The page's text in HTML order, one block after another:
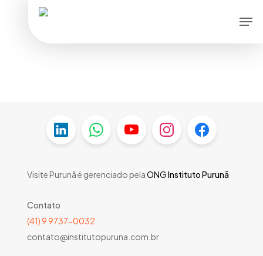
Visite Purunã é gerenciado pelaONGInstituto Purunã
Contato
(41) 9 9737-0032
contato@institutopuruna.com.br